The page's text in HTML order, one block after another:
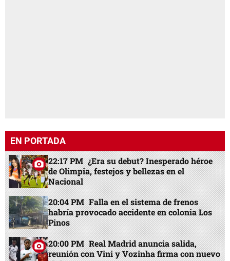
EN PORTADA
22:17 PM ¿Era su debut? Inesperado héroe
de Olimpia, festejos y bellezas en el
Nacional
20:04 PM Falla en el sistema de frenos
habría provocado accidente en colonia Los
Pinos
20:00 PM Real Madrid anuncia salida,
reunión con Vini y Vozinha firma con nuevo